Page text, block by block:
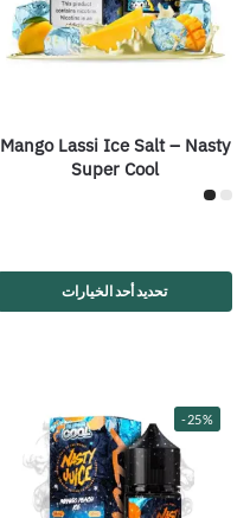
Mango Lassi Ice Salt – Nasty
Super Cool
تحديد أحد الخيارات
-25%